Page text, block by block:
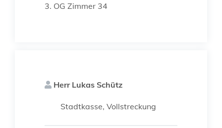
3. OG Zimmer 34
Herr Lukas Schütz
Stadtkasse, Vollstreckung